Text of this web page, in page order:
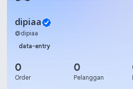
dipiaa
@dipiaa
data-entry
0
Order
0
Pelanggan